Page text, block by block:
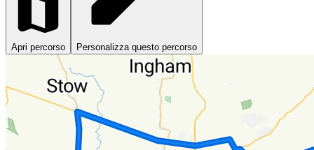
Apri percorso Personalizza questo percorso